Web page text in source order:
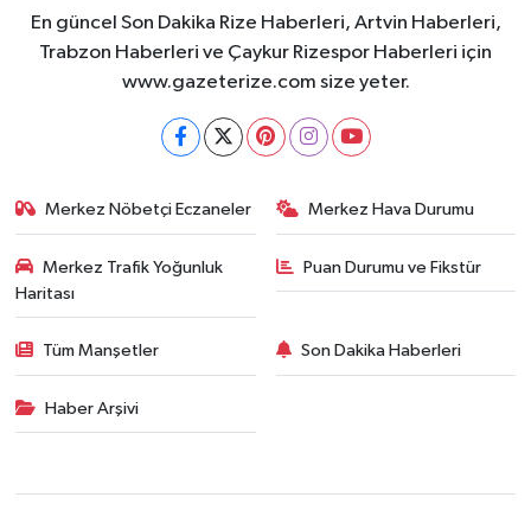
En güncel Son Dakika Rize Haberleri, Artvin Haberleri,
Trabzon Haberleri ve Çaykur Rizespor Haberleri için
www.gazeterize.com size yeter.
Merkez Nöbetçi Eczaneler Merkez Hava Durumu
Merkez Trafik Yoğunluk
Haritası
Puan Durumu ve Fikstür
Tüm Manşetler Son Dakika Haberleri
Haber Arşivi